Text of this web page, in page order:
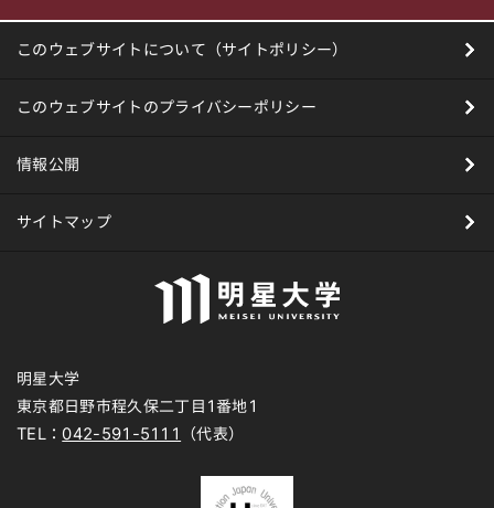
このウェブサイトについて（サイトポリシー）
このウェブサイトのプライバシーポリシー
情報公開
サイトマップ
明星大学
東京都日野市程久保二丁目1番地1
TEL： 042-591-5111 （代表）